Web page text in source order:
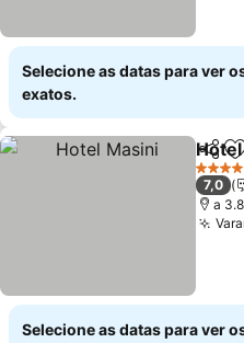
Selecione as datas para ver
exatos.
4
7,0
a
Selecione as datas para ver